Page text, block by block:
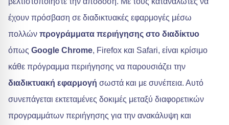
έχουν πρόσβαση σε διαδικτυακές εφαρμογές μέσω
πολλών προγράμματα περιήγησης στο διαδίκτυο
όπως Google Chrome, Firefox και Safari, είναι κρίσιμο
κάθε πρόγραμμα περιήγησης να παρουσιάζει την
διαδικτυακή εφαρμογή σωστά και με συνέπεια. Αυτό
συνεπάγεται εκτεταμένες δοκιμές μεταξύ διαφορετικών
προγραμμάτων περιήγησης για την ανακάλυψη και